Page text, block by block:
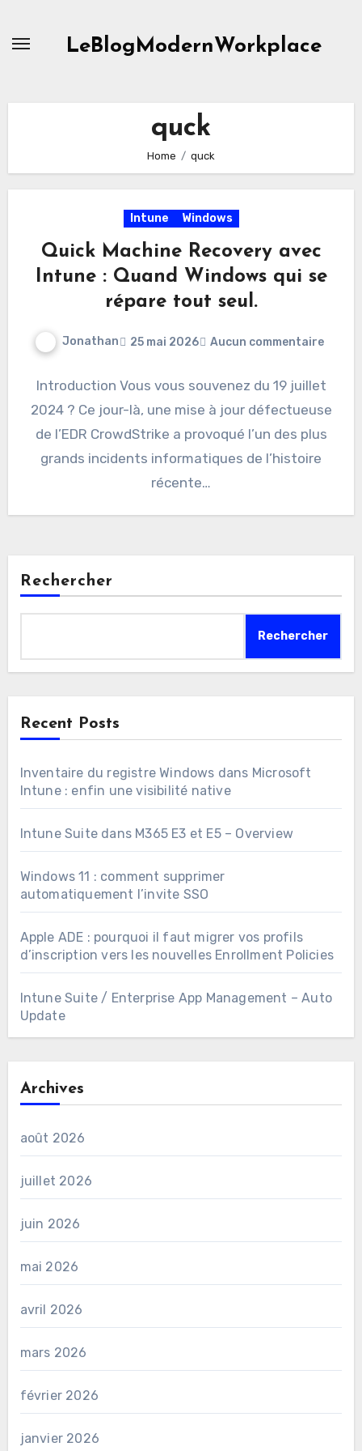
LeBlogModernWorkplace
quck
Home quck
Intune Windows
Quick Machine Recovery avec
Intune : Quand Windows qui se
répare tout seul.
Jonathan 25 mai 2026 Aucun commentaire
Introduction Vous vous souvenez du 19 juillet
2024 ? Ce jour-là, une mise à jour défectueuse
de l’EDR CrowdStrike a provoqué l’un des plus
grands incidents informatiques de l’histoire
récente…
Rechercher
Rechercher
Recent Posts
Inventaire du registre Windows dans Microsoft
Intune : enfin une visibilité native
Intune Suite dans M365 E3 et E5 – Overview
Windows 11 : comment supprimer
automatiquement l’invite SSO
Apple ADE : pourquoi il faut migrer vos profils
d’inscription vers les nouvelles Enrollment Policies
Intune Suite / Enterprise App Management – Auto
Update
Archives
août 2026
juillet 2026
juin 2026
mai 2026
avril 2026
mars 2026
février 2026
janvier 2026